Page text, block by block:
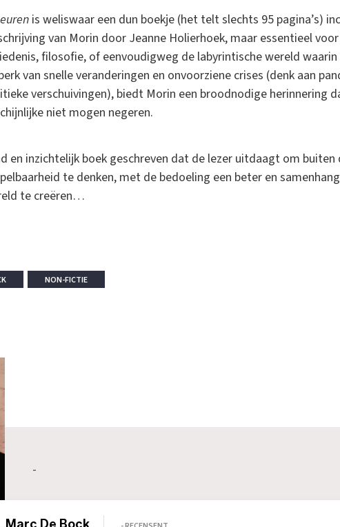
is weliswaar een dun boekje (het telt slechts 95 pagina’s)
van Morin door Jeanne Holierhoek, maar essentieel
filosofie, of eenvoudigweg de labyrintische wereld waarin
van snelle veranderingen en onvoorziene crises (denk aan
verschuivingen), biedt Morin een broodnodige herinnering
niet mogen negeren.
en inzichtelijk boek geschreven dat de lezer uitdaagt om buiten
te denken, met de bedoeling een beter en
te creëren…
NON-FICTIE
-